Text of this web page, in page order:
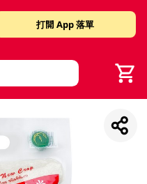
打開 App 落單